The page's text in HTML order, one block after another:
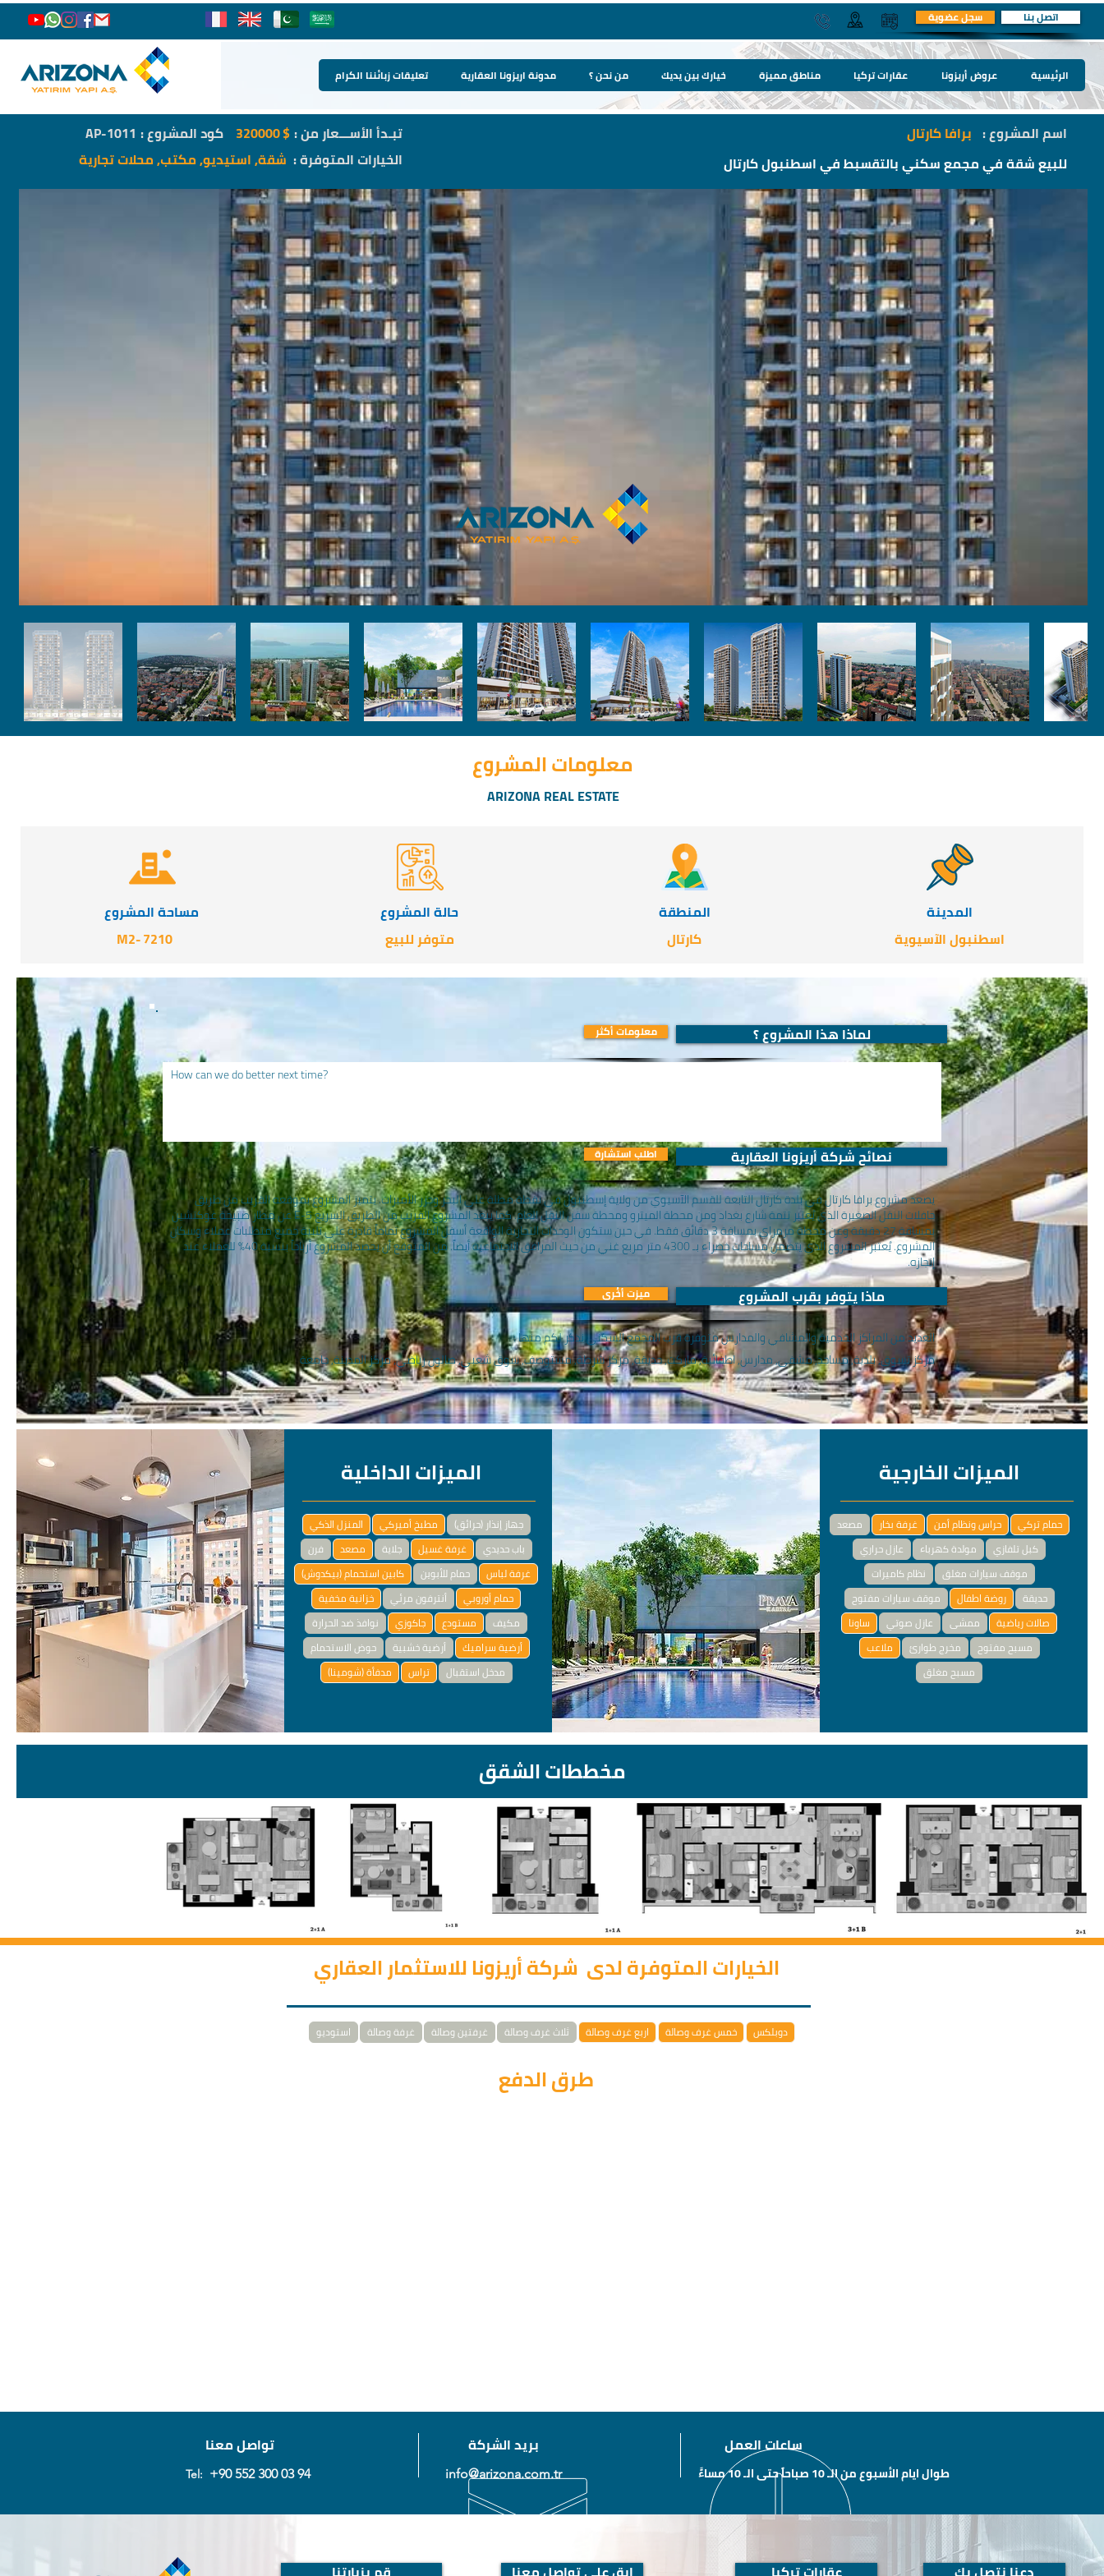
سجل عضوية اتصل بنا
الرئيسية عروض أريزونا عقارات تركيا مناطق مميزة خيارك بين يديك من نحن ؟ مدونة اريزونا العقارية تعليقات زبائننا الكرام
AP-1011 كود المشروع : 320000 تبـدأ الأســـعار من : $
شقة, استيديو, مكتب, محلات تجارية الخيارات المتوفرة :
برافا كارتال اسم المشروع :
للبيع شقة في مجمع سكني بالتقسبط في اسطنبول كارتال
معلومات المشروع
ARIZONA REAL ESTATE
مساحة المشروع
-M27210
حالة المشروع
متوفر للبيع
المنطقة
كارتال
المدينة
اسطنبول الآسيوية
معلومات أكثر لماذا هذا المشروع ؟
How can we do better next time?
اطلب استشارة نصائح شركة أريزونا العقارية
يصعد مشروع برافا كارتال في بلدة كارتال التابعة للقسم الآسيوي من ولاية إسطنبول في نقطة مطلة على البحر وجزر الأميرات. يتميز المشروع بموقعه القريب من طريق
حافلات النقل الصغيرة الذي يُعتبر تتمة شارع بغداد ومن محطة الميترو ومحطة سفن النقل العام. كما يبعد المشروع القريب من الطريق السريع E-5 عن مطار صبيحة غوكتشين
بمسافة 27 دقيقة وعن محطة مرمراي بمسافة 3 دقائق فقط. في حين ستكون الوحدات التجارية الواقعة أسفل المشروع تماماً قادرة على تلبية جميع متطلبات عملاء وسكان
المشروع. يُعتبر المشروع الذي يتضمن مساحات خضراء بـ 4300 متر مربع غني من حيث المرافق الاجتماعية أيضاً. من المتوقع أن يحصد المشروع أرباحاً بنسبة 40% للعملاء عند
إنجازه.
ميزت أخُرى ماذا يتوفر بقرب المشروع
العديد من المراكز الخدمية والمشافي والمدارس متوفرة قرب المجمع السكني نذكر لكم منها :
مركز تسوق, بلدية, مساجد, مشفى, مدارس, اطفائية, ماركت, حديقة, مركز شرطة, مستوصف, سوق شعبي, صالون رياضي, مركز المدينة, جامعة
الميزات الداخلية
المنزل الذكي مطبخ أميركي
جهاز إنذار (حرائق)
فرن
مصعد جلاية غرفة غسيل
باب حديدي
كابين استحمام (بيكدوش)
حمام للأبوين
غرفة لباس
خزانية مخفية
أنترفون مرئي
حمام أوروبي
نوافذ ضد الحرارة
جاكوزي مستودع
مكيف
حوض الاستحمام
أرضية خشبية
أرضية سراميك
مدفأة (شومينا)
تراس مدخل استقبال
الميزات الخارجية
مصعد غرفة بخار حراس ونظام أمن
حمام تركي
عازل حراري
مولدة كهرباء
كبل تلفازي
نظام كاميرات
موقف سيارات مغلق
موقف سيارات مفتوح
روضة اطفال
حديقة
ساونا
عازل صوتي ممشى
صالات رياضية
ملاعب
مخرج طوارئ
مسبح مفتوح
مسبح مغلق
مخططات الشقق
الخيارات المتوفرة لدى شركة أريزونا للاستثمار العقاري
استوديو غرفة وصالة غرفتين وصالة ثلاث غرف وصالة اربع غرف وصالة خمس غرف وصالة دوبلكس
طرق الدفع
تواصل معنا
Tel: +90 552 300 03 94
بريد الشركة
info@arizona.com.tr
ساعات العمل
طوال ايام الأسبوع من الـ 10 صباحاً حتى الـ 10 مساءًَ